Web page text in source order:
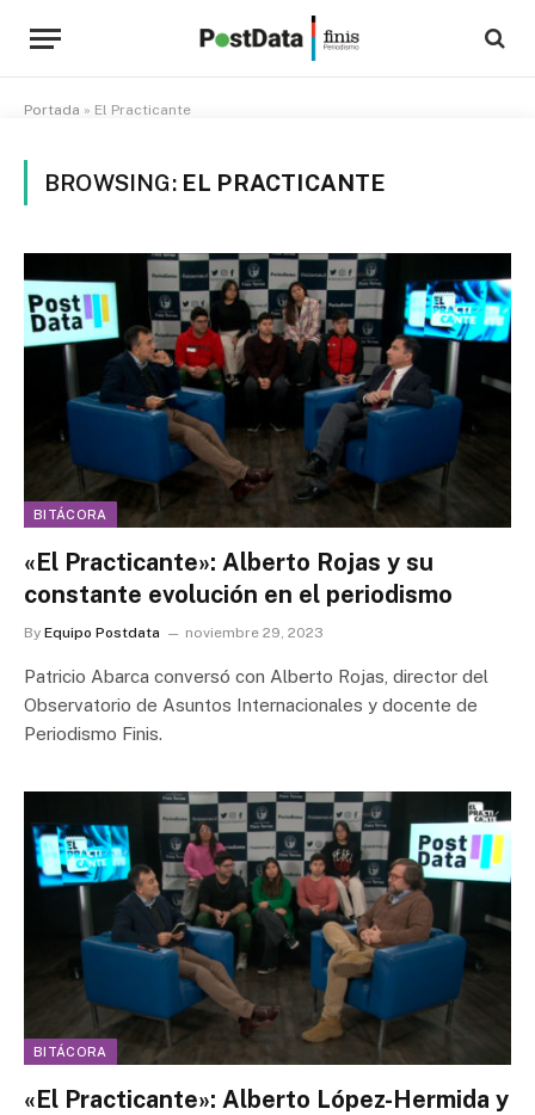
Portada » El Practicante
BROWSING: EL PRACTICANTE
BITÁCORA
«El Practicante»: Alberto Rojas y su
constante evolución en el periodismo
By Equipo Postdata noviembre 29, 2023
Patricio Abarca conversó con Alberto Rojas, director del
Observatorio de Asuntos Internacionales y docente de
Periodismo Finis.
BITÁCORA
«El Practicante»: Alberto López-Hermida y